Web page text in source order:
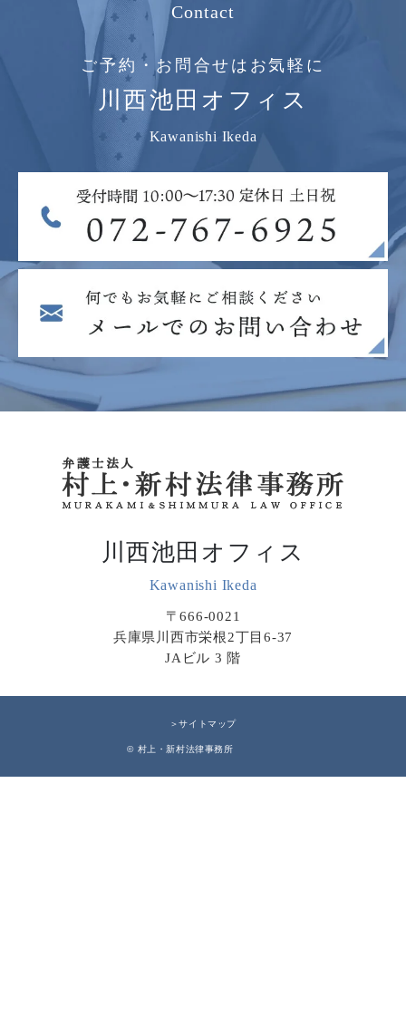
Contact
ご予約・お問合せはお気軽に
川西池田オフィス
Kawanishi Ikeda
川西池田オフィス
Kawanishi Ikeda
〒666-0021
兵庫県川西市栄根2丁目6-37
JAビル 3 階
＞サイトマップ
© 村上・新村法律事務所